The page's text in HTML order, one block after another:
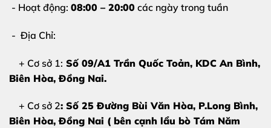
- Hoạt động: 08:00 – 20:00 các ngày trong tuần
- Địa Chỉ:
+ Cơ sở 1: Số 09/A1 Trần Quốc Toản, KDC An Bình,
Biên Hòa, Đồng Nai.
+ Cơ sở 2: Số 25 Đường Bùi Văn Hòa, P.Long Bình,
Biên Hòa, Đồng Nai ( bên cạnh lẩu bò Tám Năm